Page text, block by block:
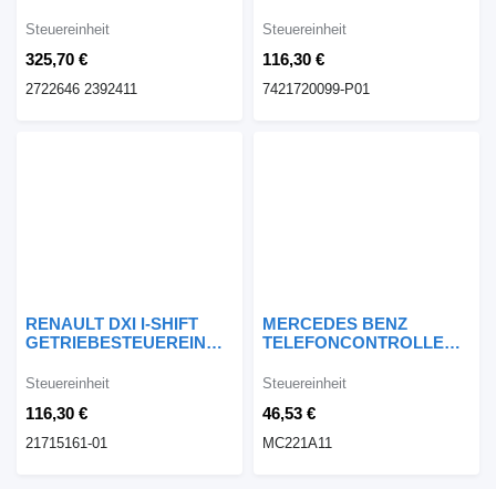
2392411 Steuereinheit für
325,70 €
Steuereinheit
2722646 2392411
7421720099-P01
116,30 €
Steuereinheit
7421720099-P01
RENAULT DXI I-SHIFT
GETRIEBESTEUEREINHEIT
116,30 €
Steuereinheit
21715161-01
MERCEDES BENZ
TELEFONCONTROLLER
46,53 €
Steuereinheit
MC221A11